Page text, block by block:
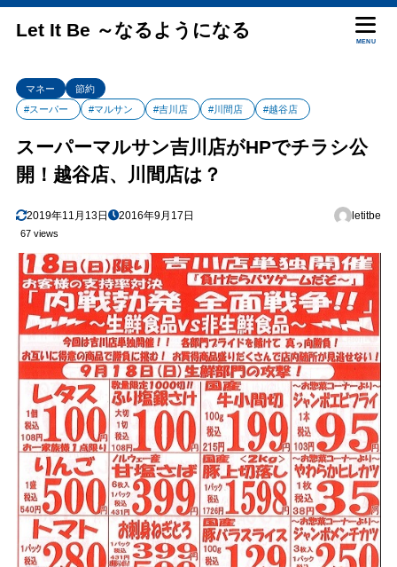
Let It Be ～なるようになる
MENU
マネー
節約
#スーパー
#マルサン #吉川店 #川間店 #越谷店
スーパーマルサン吉川店がHPでチラシ公
開！越谷店、川間店は？
2019年11月13日 2016年9月17日 letitbe
67 views